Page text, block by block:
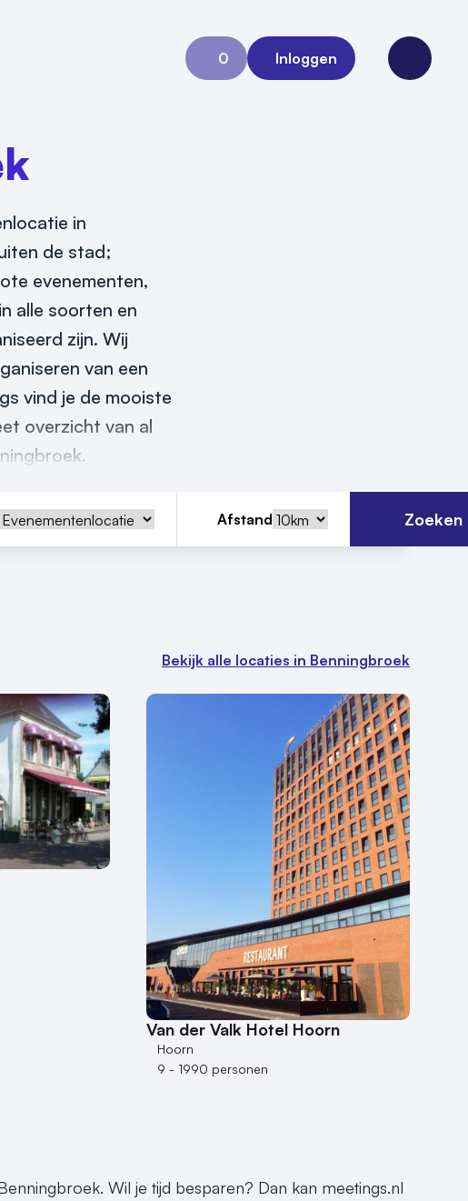
0
Aanvraag 0
Inloggen
Open
in
de stad;
evenementen,
alle soorten en
zijn. Wij
van een
vind je de mooiste
overzicht van al
Afstand Zoeken
Bekijk alle locaties in Benningbroek
Van der Valk Hotel Hoorn
Hoorn
9 - 1990 personen
Wil je tijd besparen? Dan kan meetings.nl